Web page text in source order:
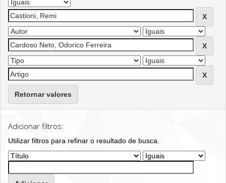
Retornar valores
Adicionar filtros:
Utilizar filtros para refinar o resultado de busca.